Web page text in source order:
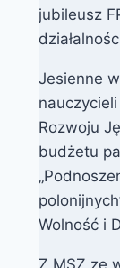
jubileusz
Jesienne
Rozwoju
budżetu
Wolność i
Z MSZ ze